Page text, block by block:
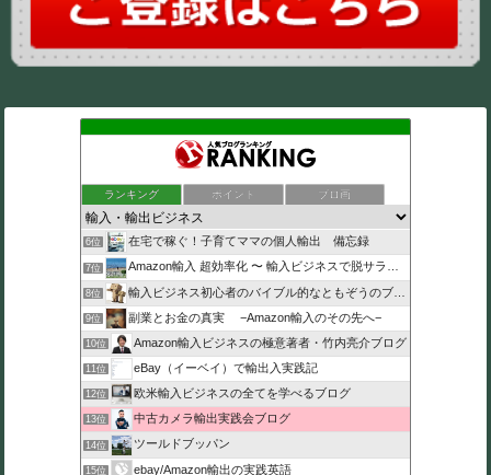
ランキング ポイント ブロ画
6位 在宅で稼ぐ！子育てママの個人輸出 備忘録
7位 Amazon輸入 超効率化 〜 輸入ビジネスで脱サラ成功
8位 輸入ビジネス初心者のバイブル的なともぞうのブログ
9位 副業とお金の真実 −Amazon輸入のその先へ−
10位 Amazon輸入ビジネスの極意著者・竹内亮介ブログ
11位 eBay（イーベイ）で輸出入実践記
12位 欧米輸入ビジネスの全てを学べるブログ
13位 中古カメラ輸出実践会ブログ
14位 ツールドブッパン
15位 ebay/Amazon輸出の実践英語